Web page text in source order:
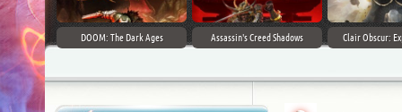
DOOM: The Dark Ages Assassin's Creed Shadows Clair Obscur: